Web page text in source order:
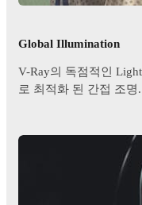
Global Illumination
V-Ray의 독점적인
로 최적화 된 간접 조명.